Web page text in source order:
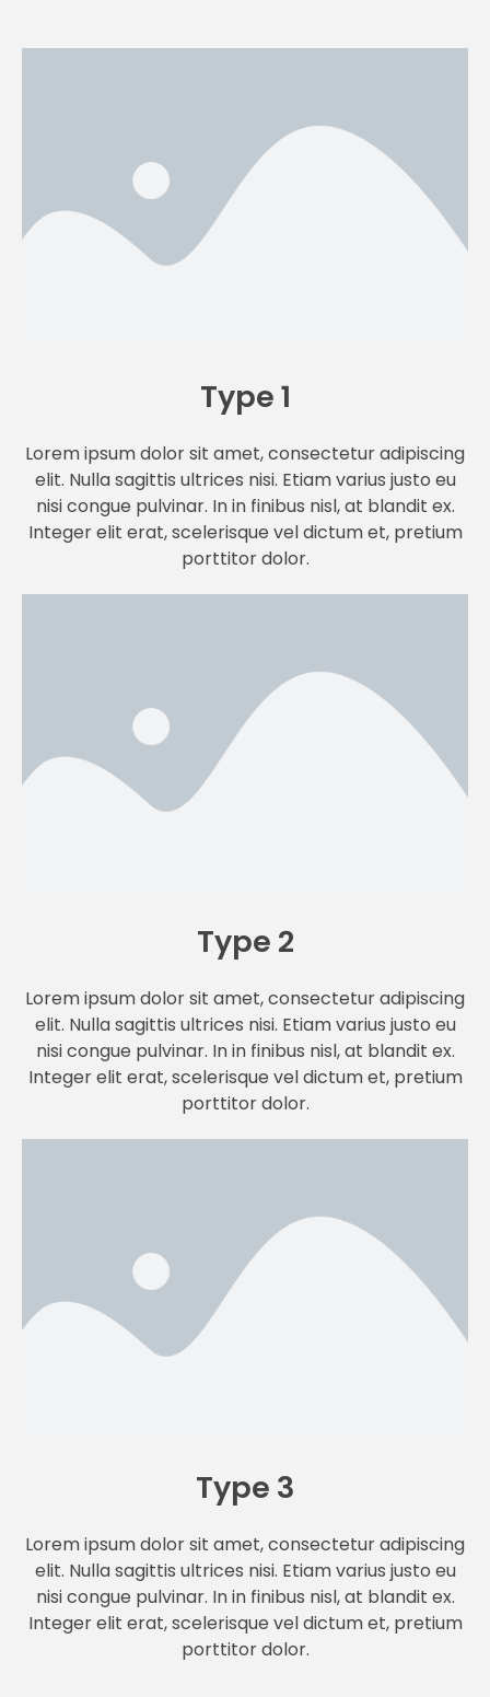
Type 1
Lorem ipsum dolor sit amet, consectetur adipiscing
elit. Nulla sagittis ultrices nisi. Etiam varius justo eu
nisi congue pulvinar. In in finibus nisl, at blandit ex.
Integer elit erat, scelerisque vel dictum et, pretium
porttitor dolor.
Type 2
Lorem ipsum dolor sit amet, consectetur adipiscing
elit. Nulla sagittis ultrices nisi. Etiam varius justo eu
nisi congue pulvinar. In in finibus nisl, at blandit ex.
Integer elit erat, scelerisque vel dictum et, pretium
porttitor dolor.
Type 3
Lorem ipsum dolor sit amet, consectetur adipiscing
elit. Nulla sagittis ultrices nisi. Etiam varius justo eu
nisi congue pulvinar. In in finibus nisl, at blandit ex.
Integer elit erat, scelerisque vel dictum et, pretium
porttitor dolor.